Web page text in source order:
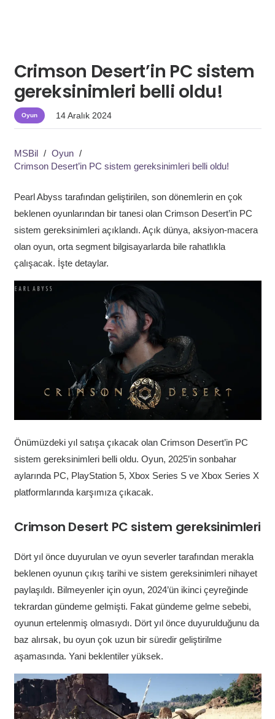
Crimson Desert’in PC sistem
gereksinimleri belli oldu!
Oyun 14 Aralık 2024
MSBil / Oyun /
Crimson Desert’in PC sistem gereksinimleri belli oldu!
Pearl Abyss tarafından geliştirilen, son dönemlerin en çok
beklenen oyunlarından bir tanesi olan Crimson Desert’in PC
sistem gereksinimleri açıklandı. Açık dünya, aksiyon-macera
olan oyun, orta segment bilgisayarlarda bile rahatlıkla
çalışacak. İşte detaylar.
Önümüzdeki yıl satışa çıkacak olan Crimson Desert’in PC
sistem gereksinimleri belli oldu. Oyun, 2025’in sonbahar
aylarında PC, PlayStation 5, Xbox Series S ve Xbox Series X
platformlarında karşımıza çıkacak.
Crimson Desert PC sistem gereksinimleri
Dört yıl önce duyurulan ve oyun severler tarafından merakla
beklenen oyunun çıkış tarihi ve sistem gereksinimleri nihayet
paylaşıldı. Bilmeyenler için oyun, 2024’ün ikinci çeyreğinde
tekrardan gündeme gelmişti. Fakat gündeme gelme sebebi,
oyunun ertelenmiş olmasıydı. Dört yıl önce duyurulduğunu da
baz alırsak, bu oyun çok uzun bir süredir geliştirilme
aşamasında. Yani beklentiler yüksek.